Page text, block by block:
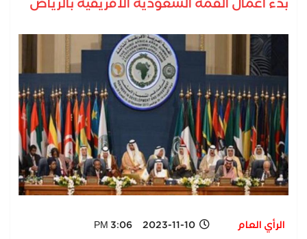
بدء أعمال القمة السعودية الأفريقية بالرياض
الرأي العام 2023-11-10 3:06 PM